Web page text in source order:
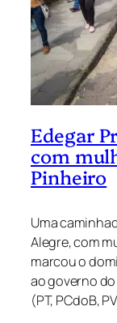
Edegar
com
Pinheiro
Uma
Alegre, com
marcou o
ao governo
(PT, PCdoB,